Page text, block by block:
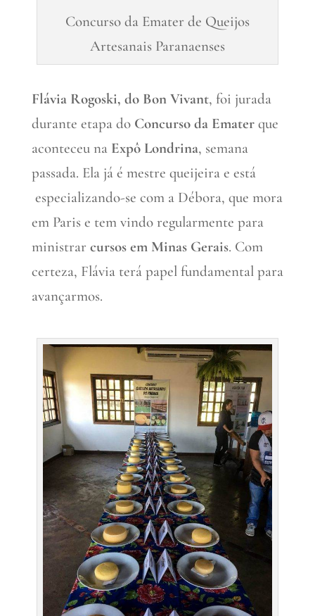
Concurso da Emater de Queijos
Artesanais Paranaenses
Flávia Rogoski, do Bon Vivant, foi jurada
durante etapa do Concurso da Ematerque
aconteceu na Expô Londrina, semana
passada. Ela já é mestre queijeira e está
especializando-se com a Débora, que mora
em Paris e tem vindo regularmente para
ministrar cursos em Minas Gerais. Com
certeza, Flávia terá papel fundamental para
avançarmos.